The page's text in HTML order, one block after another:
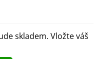
skladem. Vložte váš